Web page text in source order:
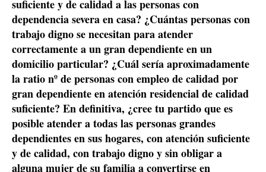
suficiente y de calidad a las personas con
dependencia severa en casa? ¿Cuántas personas con
trabajo digno se necesitan para atender
correctamente a un gran dependiente en un
domicilio particular? ¿Cuál sería aproximadamente
la ratio nº de personas con empleo de calidad por
gran dependiente en atención residencial de calidad
suficiente? En definitiva, ¿cree tu partido que es
posible atender a todas las personas grandes
dependientes en sus hogares, con atención suficiente
y de calidad, con trabajo digno y sin obligar a
alguna mujer de su familia a convertirse en